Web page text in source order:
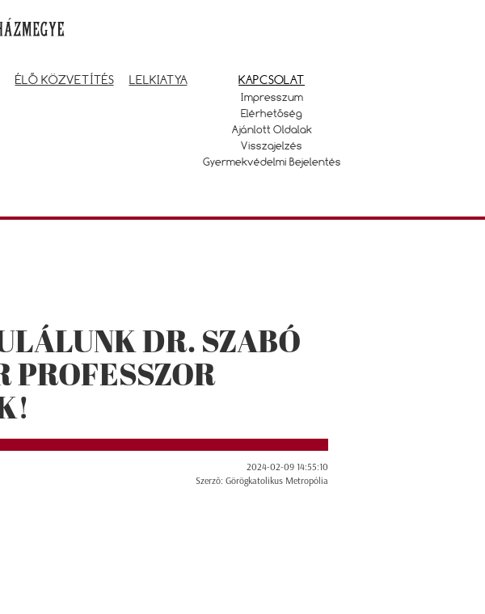
ÉLŐ KÖZVETÍTÉS LELKIATYA KAPCSOLAT
Impresszum
Elérhetőség
Ajánlott Oldalak
Visszajelzés
Gyermekvédelmi Bejelentés
DR. SZABÓ
PROFESSZOR
2024-02-09 14:55:10
Szerző: Görögkatolikus Metropólia